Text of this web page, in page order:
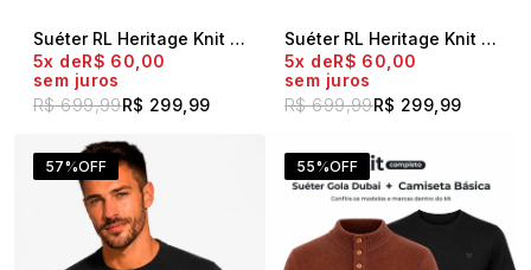
Suéter RL Heritage Knit Preto
R$ 699,99R$ 299,99
5x
R$ 60,00
sem juros
Suéter RL Heritage Knit Bege
R$ 699,99R$ 299,99
5x
R$ 60,00
sem juros
57%OFF 55%OFF